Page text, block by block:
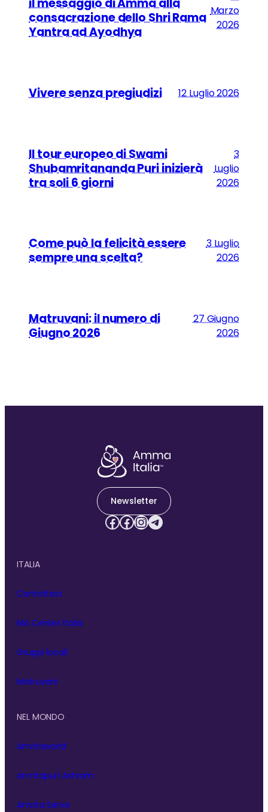
consacrazione dello Shri Rama
Yantra ad Ayodhya
Marzo
2026
Vivere senza pregiudizi 12 Luglio 2026
Il tour europeo di Swami
Shubamritananda Puri inizierà
tra soli 6 giorni
3
Luglio
2026
Come può la felicità essere
sempre una scelta?
3 Luglio
2026
Matruvani: il numero di
Giugno 2026
27 Giugno
2026
Newsletter
Facebook Facebook InstagramTelegram
ITALIA
Contattaci
Ma Center Italia
Gruppi locali
Matruvani
NEL MONDO
Amritaworld
Amritapuri Ashram
Amrita Serve